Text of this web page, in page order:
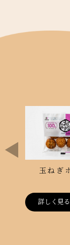
玉ねぎ
詳しく見る